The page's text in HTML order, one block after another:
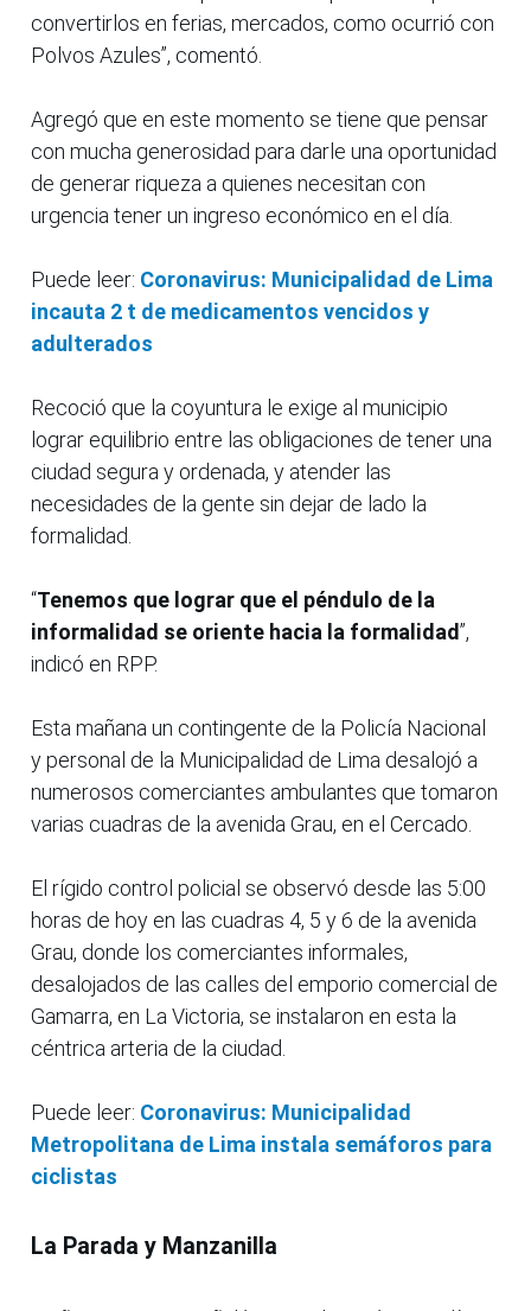
convertirlos en ferias, mercados, como ocurrió con
Polvos Azules”, comentó.
Agregó que en este momento se tiene que pensar
con mucha generosidad para darle una oportunidad
de generar riqueza a quienes necesitan con
urgencia tener un ingreso económico en el día.
Puede leer: Coronavirus: Municipalidad de Lima
incauta 2 t de medicamentos vencidos y
adulterados
Recoció que la coyuntura le exige al municipio
lograr equilibrio entre las obligaciones de tener una
ciudad segura y ordenada, y atender las
necesidades de la gente sin dejar de lado la
formalidad.
“Tenemos que lograr que el péndulo de la
informalidad se oriente hacia la formalidad”,
indicó en RPP.
Esta mañana un contingente de la Policía Nacional
y personal de la Municipalidad de Lima desalojó a
numerosos comerciantes ambulantes que tomaron
varias cuadras de la avenida Grau, en el Cercado.
El rígido control policial se observó desde las 5:00
horas de hoy en las cuadras 4, 5 y 6 de la avenida
Grau, donde los comerciantes informales,
desalojados de las calles del emporio comercial de
Gamarra, en La Victoria, se instalaron en esta la
céntrica arteria de la ciudad.
Puede leer: Coronavirus: Municipalidad
Metropolitana de Lima instala semáforos para
ciclistas
La Parada y Manzanilla